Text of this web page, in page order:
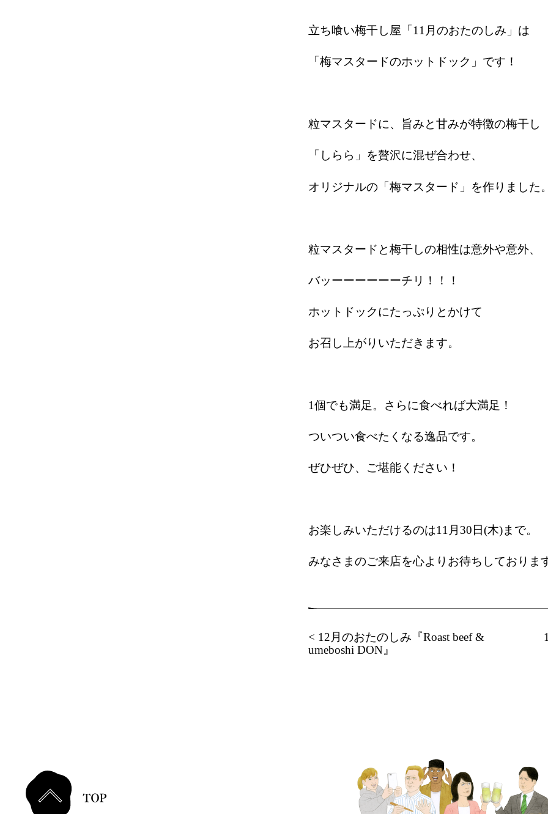
立ち喰い梅干し屋「11月のおたのしみ」は
「梅マスタードのホットドック」です！
粒マスタードに、旨みと甘みが特徴の梅干し
「しらら」を贅沢に混ぜ合わせ、
オリジナルの「梅マスタード」を作りました
粒マスタードと梅干しの相性は意外や意外、
バッーーーーーーチリ！！！
ホットドックにたっぷりとかけて
お召し上がりいただきます。
1個でも満足。さらに食べれば大満足！
ついつい食べたくなる逸品です。
ぜひぜひ、ご堪能ください！
お楽しみいただけるのは11月30日(木)まで。
みなさまのご来店を心よりお待ちしておりま
< 12月のおたのしみ『Roast beef &
umeboshi DON』